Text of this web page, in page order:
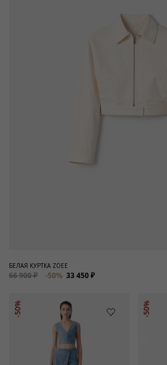
БЕЛАЯ КУРТКА ZOEE
66 900 ₽ -50% 33 450 ₽
-50% -50%